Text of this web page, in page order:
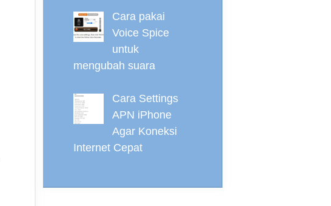
Cara pakai
Voice Spice
untuk
mengubah suara
Cara Settings
APN iPhone
Agar Koneksi
Internet Cepat